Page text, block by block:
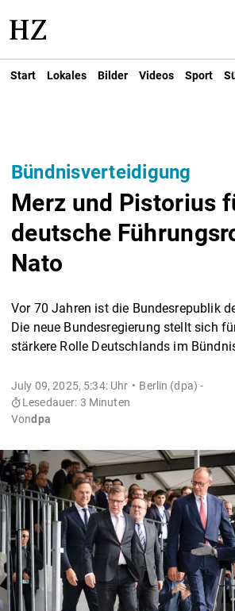
Start Lokales Bilder Videos Sport
Bündnisverteidigung
Merz und Pistorius
deutsche
Nato
Vor 70 Jahren ist die Bundesrepublik
Die neue Bundesregierung stellt sich
stärkere Rolle Deutschlands im
July 09, 2025, 5:34: Uhr
Berlin (dpa) -
Lesedauer: 3 Minuten
Vondpa